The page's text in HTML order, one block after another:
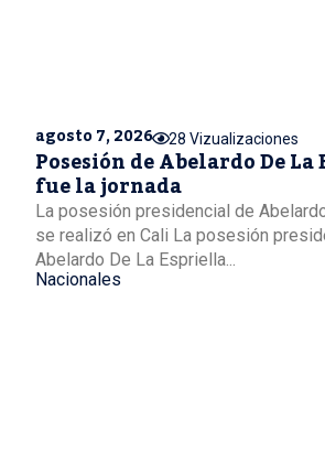
agosto 7, 2026 28 Vizualizaciones
Posesión de Abelardo De
fue la jornada
La posesión presidencial de
se realizó en Cali La posesión
Abelardo De La Espriella...
Nacionales